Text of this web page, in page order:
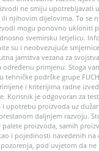
ne smiju upotrebljavati
ili njihovim dijelovima. To se
mogu ponovno ukloniti
svemirsku letjelicu.
su i neobvezujuće
jamstva vezana za
određenu primjenu. Stoga
tehničke podrške grupe
i kriterijima radne
Korisnik je odgovoran za
upotrebu proizvoda uz
daljnjem razvoju.
palete proizvoda, samih
i pojedinosti navedenih na
pod uvjetom da ne